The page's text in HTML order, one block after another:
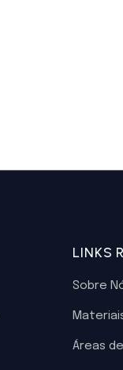
LINKS
Sobre
Áreas